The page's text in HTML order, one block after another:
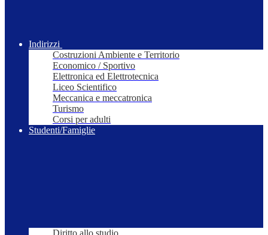
Indirizzi
Costruzioni Ambiente e Territorio
Economico / Sportivo
Elettronica ed Elettrotecnica
Liceo Scientifico
Meccanica e meccatronica
Turismo
Corsi per adulti
Studenti/Famiglie